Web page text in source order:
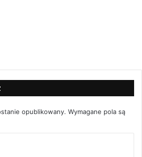
opublikowany. Wymagane pola są